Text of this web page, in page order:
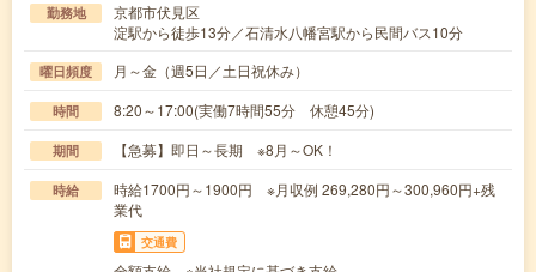
勤務地
京都市伏見区
淀駅から徒歩13分／石清水八幡宮駅から民間バス10分
曜日頻度 月～金（週5日／土日祝休み）
時間 8:20～17:00(実働7時間55分 休憩45分)
期間 【急募】即日～長期 ※8月～OK！
時給
時給1700円～1900円 ※月収例 269,280円～300,960円+残
業代
交通費